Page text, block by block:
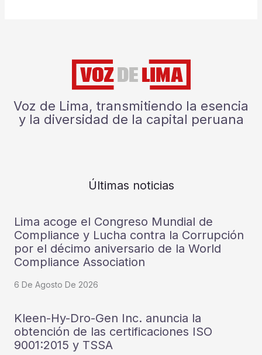
Voz de Lima, transmitiendo la esencia
y la diversidad de la capital peruana
Últimas noticias
Lima acoge el Congreso Mundial de
Compliance y Lucha contra la Corrupción
por el décimo aniversario de la World
Compliance Association
6 De Agosto De 2026
Kleen-Hy-Dro-Gen Inc. anuncia la
obtención de las certificaciones ISO
9001:2015 y TSSA